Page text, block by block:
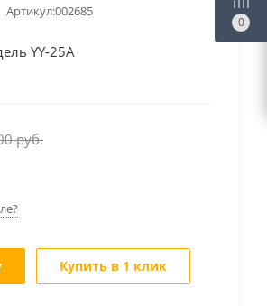
Артикул:002685
YY-25А
руб.
Купить в 1 клик
0